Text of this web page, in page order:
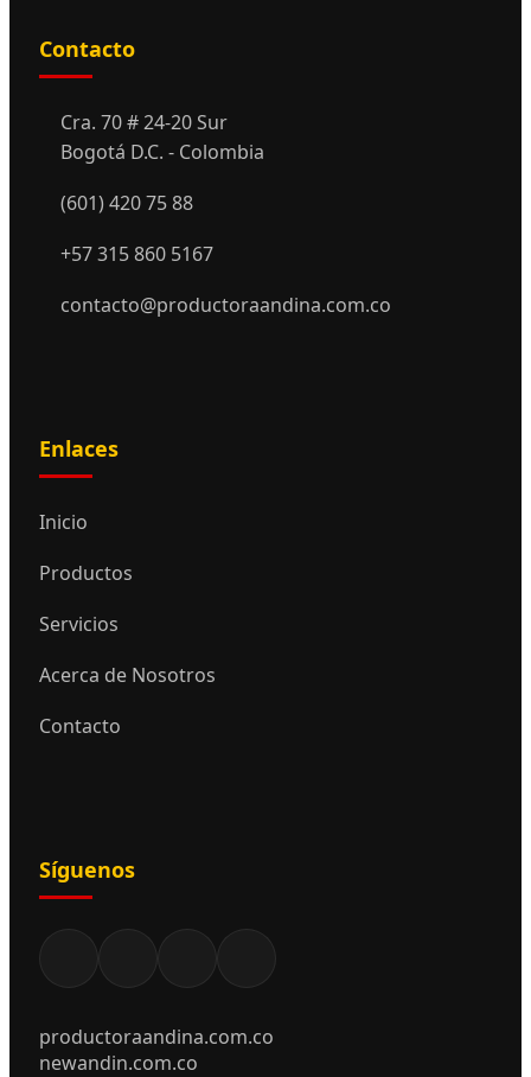
Contacto
Cra. 70 # 24-20 Sur
Bogotá D.C. - Colombia
(601) 420 75 88
+57 315 860 5167
contacto@productoraandina.com.co
Enlaces
Inicio
Productos
Servicios
Acerca de Nosotros
Contacto
Síguenos
productoraandina.com.co
newandin.com.co